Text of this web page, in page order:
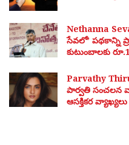
Nethanna
సేవలో’ పథకాన్ని
కుటుంబాలకు
Parvathy
పార్వతి సంచలన
ఆసక్తికర వ్యాఖ్యలు